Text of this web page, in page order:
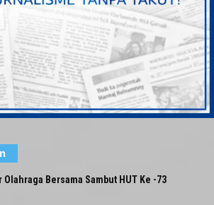
Bersama Sambut HUT Ke -73